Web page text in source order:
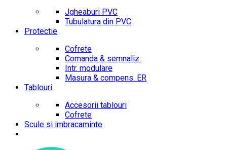
Jgheaburi PVC
Tubulatura din PVC
Protectie
Cofrete
Comanda & semnaliz.
Intr. modulare
Masura & compens. ER
Tablouri
Accesorii tablouri
Cofrete
Scule si imbracaminte